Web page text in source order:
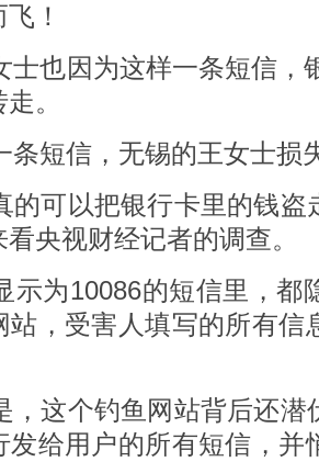
！
士也因为这样一条短信，
。
条短信，无锡的王女士损
的可以把银行卡里的钱盗
央视财经记者的调查。
示为10086的短信里，都
站，受害人填写的所有信
，这个钓鱼网站背后还潜
发给用户的所有短信，并